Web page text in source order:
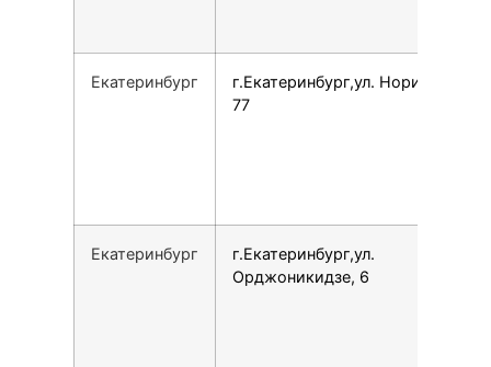
Екатеринбург
г.Екатеринбург,ул. Норильская,
77
Екатеринбург
г.Екатеринбург,ул.
Орджоникидзе, 6